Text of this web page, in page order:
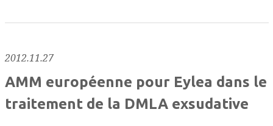
2012.11.27
AMM européenne pour Eylea dans le
traitement de la DMLA exsudative